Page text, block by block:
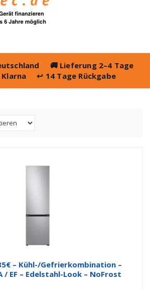
🚚 Lieferung 2–4 Tage
Klarna ↩️ 14 Tage Rückgabe
– Kühl-/Gefrierkombination –
/ EF – Edelstahl-Look – NoFrost